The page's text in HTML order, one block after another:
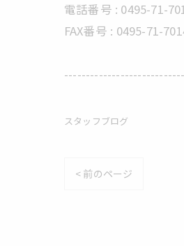
電話番号 : 0495-71-
FAX番号 : 0495-71-
スタッフブログ
< 前のページ